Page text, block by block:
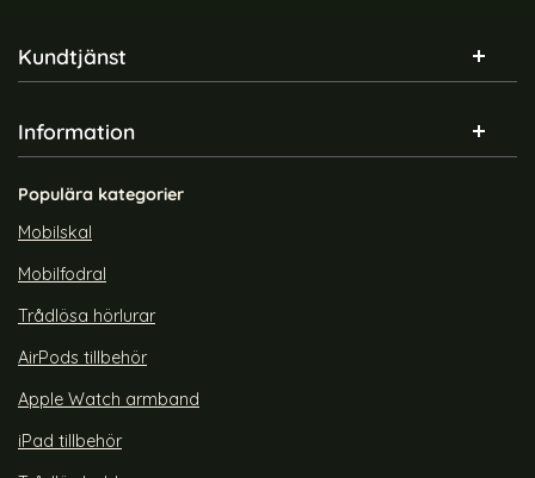
Sidfot Blandad info och länkar
Kundtjänst
Information
Populära kategorier
Mobilskal
Mobilfodral
Trådlösa hörlurar
AirPods tillbehör
Apple Watch armband
iPad tillbehör